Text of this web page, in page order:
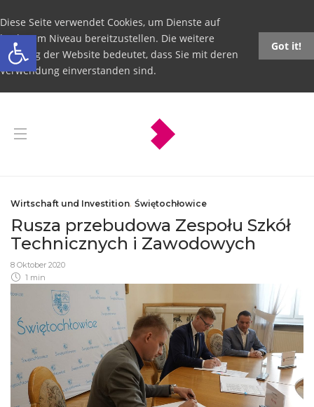
Open toolbar
Diese Seite verwendet Cookies, um Dienste auf
höchstem Niveau bereitzustellen. Die weitere
Nutzung der Website bedeutet, dass Sie mit deren
Verwendung einverstanden sind.
Got it!
Wirtschaft und Investition, Świętochłowice
Rusza przebudowa Zespołu Szkół
Technicznych i Zawodowych
8 Oktober 2020
1 min